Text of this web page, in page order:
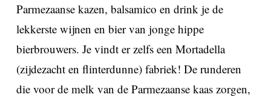
Parmezaanse kazen, balsamico en drink je de
lekkerste wijnen en bier van jonge hippe
bierbrouwers. Je vindt er zelfs een Mortadella
(zijdezacht en flinterdunne) fabriek! De runderen
die voor de melk van de Parmezaanse kaas zorgen,